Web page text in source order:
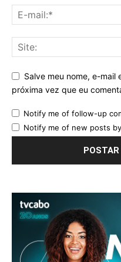
Salve meu nome, e-mail
próxima vez que eu
Notify me of follow-up
Notify me of new posts